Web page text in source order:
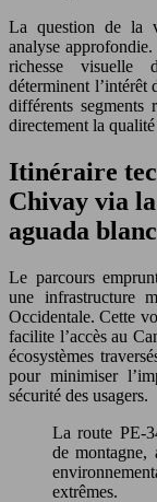
La question de la
analyse
richesse visuelle
déterminent l’intérêt
différents segments
directement la
Itinéraire
Chivay via
aguada
Le parcours
une infrastructure
Occidentale. Cette
facilite l’accès au
écosystèmes
pour minimiser
sécurité des usagers.
La route PE-
de montagne,
extrêmes.